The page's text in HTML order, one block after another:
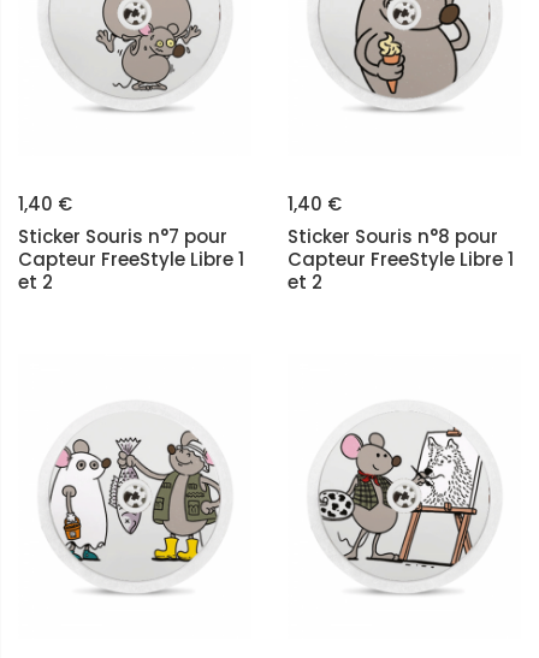
1,40 €
Sticker Souris n°7 pour
Capteur FreeStyle Libre 1
et 2
1,40 €
Sticker Souris n°8 pour
Capteur FreeStyle Libre 1
et 2